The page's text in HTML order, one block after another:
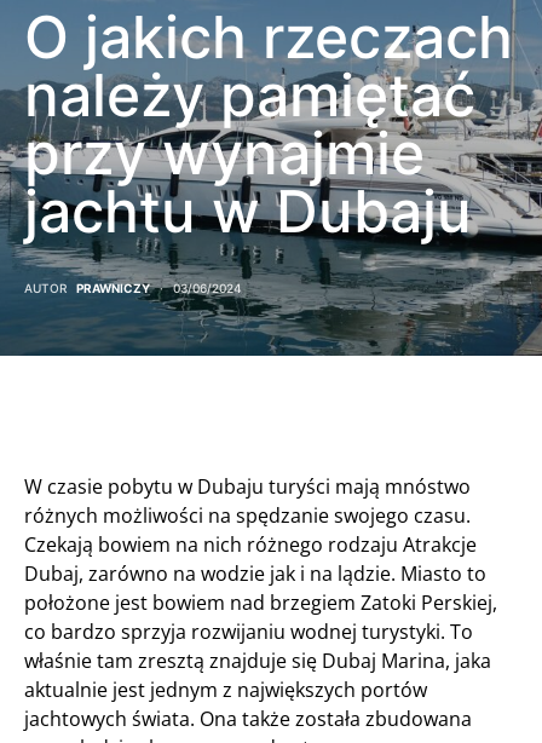
O jakich rzeczach
należy pamiętać
przy wynajmie
jachtu w Dubaju
AUTOR PRAWNICZY 03/06/2024
W czasie pobytu w Dubaju turyści mają mnóstwo
różnych możliwości na spędzanie swojego czasu.
Czekają bowiem na nich różnego rodzaju Atrakcje
Dubaj, zarówno na wodzie jak i na lądzie. Miasto to
położone jest bowiem nad brzegiem Zatoki Perskiej,
co bardzo sprzyja rozwijaniu wodnej turystyki. To
właśnie tam zresztą znajduje się Dubaj Marina, jaka
aktualnie jest jednym z największych portów
jachtowych świata. Ona także została zbudowana